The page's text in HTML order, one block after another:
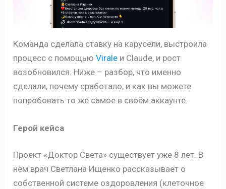
Команда сделала ставку на карусели, выстроила
процесс с помощьюVirale и Claude, и рост
возобновился. Ниже – разбор, что именно
сделали, почему сработало, и как вы можете
попробовать то же самое в своём аккаунте.
Герой кейса
Проект «Доктор Света» существует уже 8 лет. В
нём врач Светлана Ищенко рассказывает о
собственной системе оздоровления (клеточное